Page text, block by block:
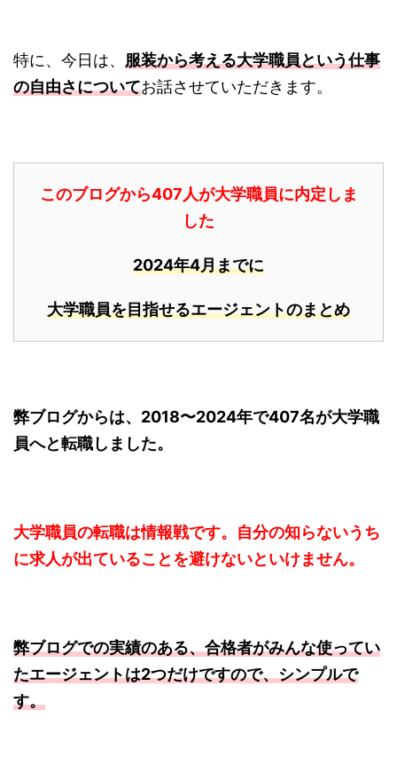
特に、今日は、 服装から考える大学職員という仕事
の自由さについてお話させていただきます。
このブログから407人が大学職員に内定しま
した
2024年4月までに
大学職員を目指せるエージェントのまとめ
弊ブログからは、2018〜2024年で407名が大学職
員へと転職しました。
大学職員の転職は情報戦です。自分の知らないうち
に求人が出ていることを避けないといけません。
弊ブログでの実績のある、合格者がみんな使ってい
たエージェントは2つだけですので、シンプルで
す。